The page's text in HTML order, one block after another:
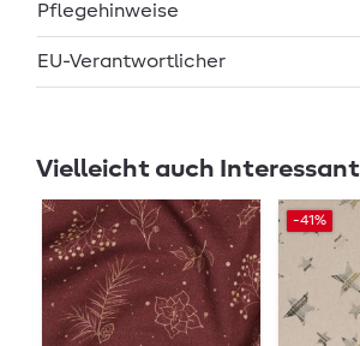
Pflegehinweise
EU-Verantwortlicher
Vielleicht auch Interessant
-41%